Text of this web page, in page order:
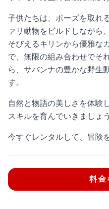
子供たちは、ポーズを取れ
ァリ動物をビルドしながら
そびえるキリンから優雅な
で、無限の組み合わせでそ
ら、サバンナの豊かな野生
す。
自然と物語の美しさを体験
スキルを育んでいきましょ
今すぐレンタルして、冒険
料金